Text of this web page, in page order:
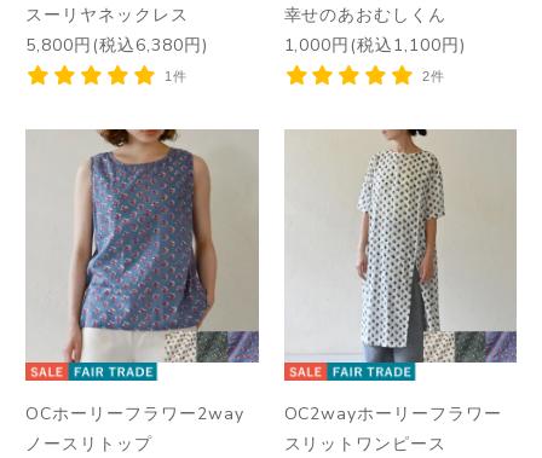
スーリヤネックレス
5,800円(税込6,380円)
1件
幸せのあおむしくん
1,000円(税込1,100円)
2件
OCホーリーフラワー2way
ノースリトップ
OC2wayホーリーフラワー
スリットワンピース